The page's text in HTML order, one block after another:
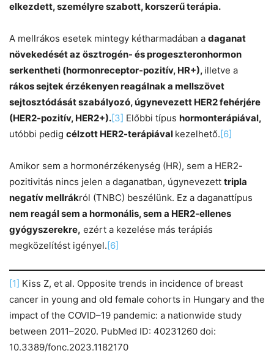
elkezdett, személyre szabott, korszerű terápia.
A mellrákos esetek mintegy kétharmadában a daganat
növekedését az ösztrogén- és progeszteronhormon
serkentheti (hormonreceptor-pozitív, HR+), illetve a
rákos sejtek érzékenyen reagálnak a mellszövet
sejtosztódását szabályozó, úgynevezett HER2 fehérjére
(HER2-pozitív, HER2+).[3] Előbbi típus hormonterápiával,
utóbbi pedig célzott HER2-terápiával kezelhető. [6]
Amikor sem a hormonérzékenység (HR), sem a HER2-
pozitivitás nincs jelen a daganatban, úgynevezett tripla
negatív mellrákról (TNBC) beszélünk. Ez a daganattípus
nem reagál sem a hormonális, sem a HER2-ellenes
gyógyszerekre, ezért a kezelése más terápiás
megközelítést igényel. [6]
[1] Kiss Z, et al. Opposite trends in incidence of breast
cancer in young and old female cohorts in Hungary and the
impact of the COVID–19 pandemic: a nationwide study
between 2011–2020. PubMed ID: 40231260 doi:
10.3389/fonc.2023.1182170